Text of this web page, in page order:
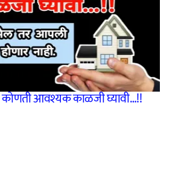
कोणती आवश्यक काळजी घ्यावी…!!